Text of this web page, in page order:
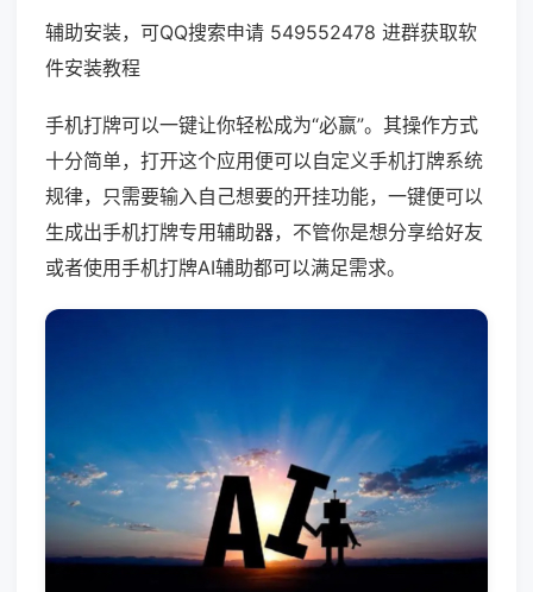
辅助安装，可QQ搜索申请 549552478 进群获取软
件安装教程
手机打牌可以一键让你轻松成为“必赢”。其操作方式
十分简单，打开这个应用便可以自定义手机打牌系统
规律，只需要输入自己想要的开挂功能，一键便可以
生成出手机打牌专用辅助器，不管你是想分享给好友
或者使用手机打牌AI辅助都可以满足需求。